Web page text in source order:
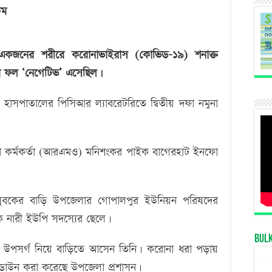
পরদিন
শরীরে করোনাভাইরাস (কোভিড-১৯) শনাক্ত
ফল ‘নেগেটিভ’ এসেছিল।
পিসিআর ল্যাবরেটরিতে দ্বিতীয় দফা নমুনা
কর্মকর্তা (আরএমও) মনিশংকর পাইক বাগেরহাট ইনফো
বাড়ি উপজেলার গোপালপুর ইউনিয়ন পরিষদের
ইউপি সদস্যের ছেলে।
নিয়ে বাড়িতে আসেন তিনি। করোনা ধরা পড়ায়
করা করেছে উপজেলা প্রশাসন।